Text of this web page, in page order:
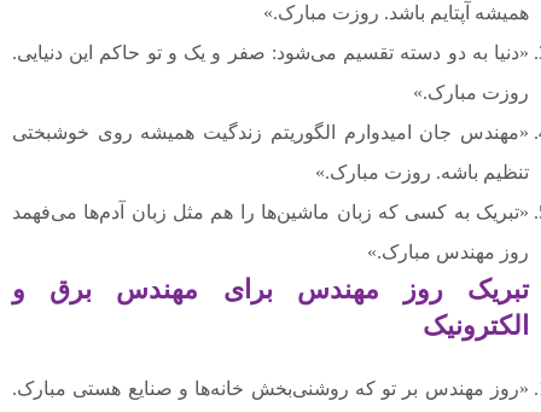
همیشه آپتایم باشد. روزت مبارک.»
«دنیا به دو دسته تقسیم می‌شود: صفر و یک و تو حاکم این دنیایی.
روزت مبارک.»
«مهندس جان امیدوارم الگوریتم زندگیت همیشه روی خوشبختی
تنظیم باشه. روزت مبارک.»
«تبریک به کسی که زبان ماشین‌ها را هم مثل زبان آدم‌ها می‌فهمد
روز مهندس مبارک.»
تبریک روز مهندس برای مهندس برق و
الکترونیک
«روز مهندس بر تو که روشنی‌بخش خانه‌ها و صنایع هستی مبارک.